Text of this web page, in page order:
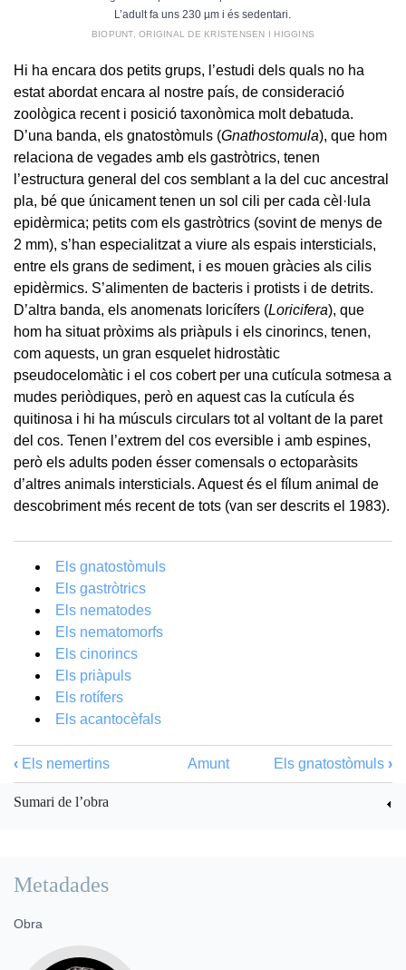
L’adult fa uns 230 µm i és sedentari.
BIOPUNT, ORIGINAL DE KRISTENSEN I HIGGINS
Hi ha encara dos petits grups, l’estudi dels quals no ha
estat abordat encara al nostre país, de consideració
zoològica recent i posició taxonòmica molt debatuda.
D’una banda, els gnatostòmuls (Gnathostomula), que hom
relaciona de vegades amb els gastròtrics, tenen
l’estructura general del cos semblant a la del cuc ancestral
pla, bé que únicament tenen un sol cili per cada cèl·lula
epidèrmica; petits com els gastròtrics (sovint de menys de
2 mm), s’han especialitzat a viure als espais intersticials,
entre els grans de sediment, i es mouen gràcies als cilis
epidèrmics. S’alimenten de bacteris i protists i de detrits.
D’altra banda, els anomenats loricífers (Loricifera), que
hom ha situat pròxims als priàpuls i els cinorincs, tenen,
com aquests, un gran esquelet hidrostàtic
pseudocelomàtic i el cos cobert per una cutícula sotmesa a
mudes periòdiques, però en aquest cas la cutícula és
quitinosa i hi ha músculs circulars tot al voltant de la paret
del cos. Tenen l’extrem del cos eversible i amb espines,
però els adults poden ésser comensals o ectoparàsits
d’altres animals intersticials. Aquest és el fílum animal de
descobriment més recent de tots (van ser descrits el 1983).
Els gnatostòmuls
Els gastròtrics
Els nematodes
Els nematomorfs
Els cinorincs
Els priàpuls
Els rotífers
Els acantocèfals
‹ Els nemertins Amunt Els gnatostòmuls ›
Sumari de l’obra
Metadades
Obra